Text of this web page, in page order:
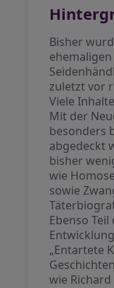
Bisher
zuletzt vor
Viele
Mit der
besonders
abgedeckt
bisher
wie
sowie
Ebenso
„Entartete
wie